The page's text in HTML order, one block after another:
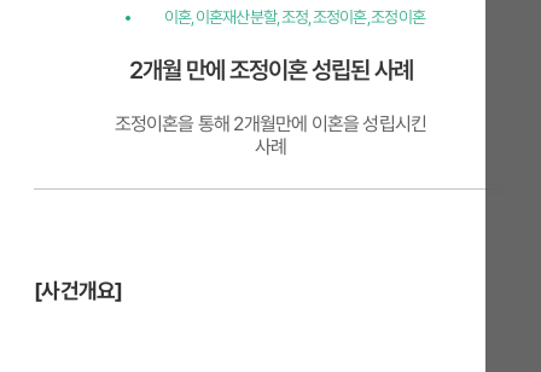
이혼,이혼재산분할,조정,조정이혼,조정이혼
2개월 만에 조정이혼 성립된 사례
조정이혼을 통해 2개월만에 이혼을 성립시킨
사례
[사건개요]